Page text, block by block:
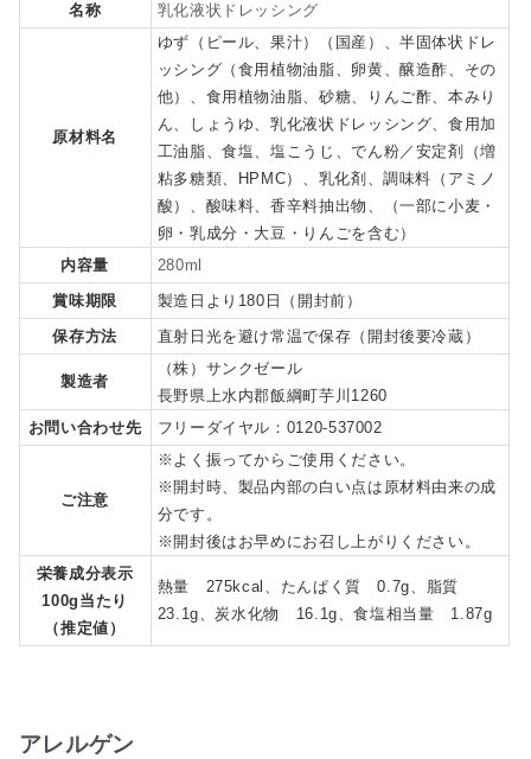
名称
乳化液状ドレッシング
原材料名
ゆず（ピール、果汁）（国産）、半固体状ドレ
ッシング（食用植物油脂、卵黄、醸造酢、その
他）、食用植物油脂、砂糖、りんご酢、本みり
ん、しょうゆ、乳化液状ドレッシング、食用加
工油脂、食塩、塩こうじ、でん粉／安定剤（増
粘多糖類、HPMC）、乳化剤、調味料（アミノ
酸）、酸味料、香辛料抽出物、（一部に小麦・
卵・乳成分・大豆・りんごを含む）
内容量
280ml
賞味期限
製造日より180日（開封前）
保存方法
直射日光を避け常温で保存（開封後要冷蔵）
製造者
（株）サンクゼール
長野県上水内郡飯綱町芋川1260
お問い合わせ先
フリーダイヤル：0120-537002
ご注意
※よく振ってからご使用ください。
※開封時、製品内部の白い点は原材料由来の成
分です。
※開封後はお早めにお召し上がりください。
栄養成分表示
100g当たり
（推定値）
熱量 275kcal、たんぱく質 0.7g、脂質
23.1g、炭水化物 16.1g、食塩相当量 1.87g
アレルゲン